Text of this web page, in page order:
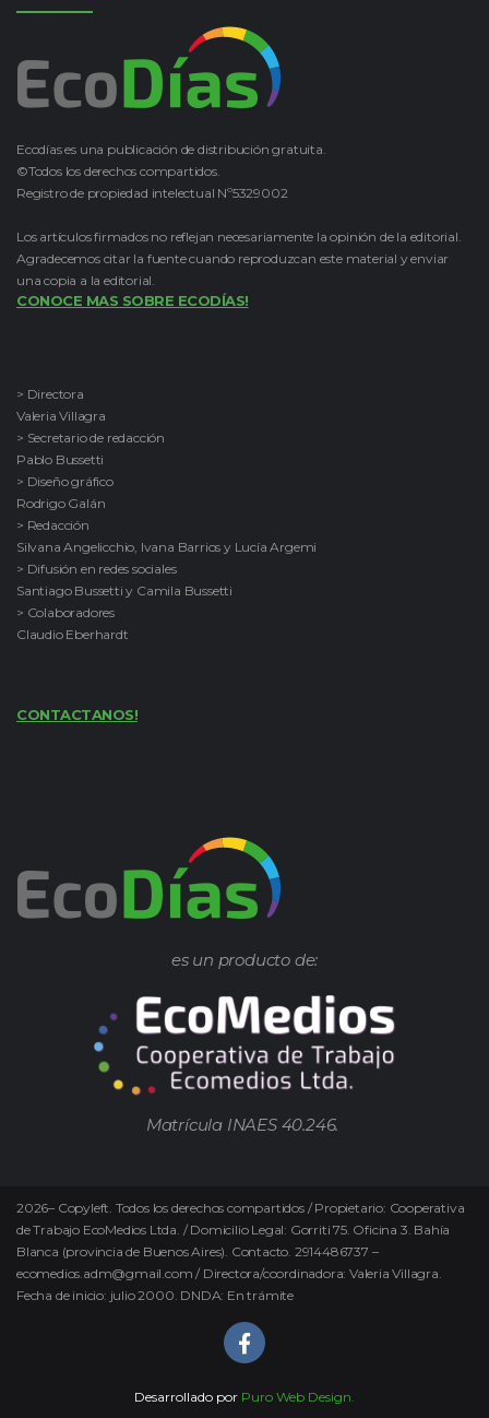
Ecodías es una publicación de distribución gratuita.
©Todos los derechos compartidos.
Registro de propiedad intelectual Nº5329002
Los artículos firmados no reflejan necesariamente la opinión de la editorial.
Agradecemos citar la fuente cuando reproduzcan este material y enviar
una copia a la editorial.
CONOCE MAS SOBRE ECODÍAS!
> Directora
Valeria Villagra
> Secretario de redacción
Pablo Bussetti
> Diseño gráfico
Rodrigo Galán
> Redacción
Silvana Angelicchio, Ivana Barrios y Lucía Argemi
> Difusión en redes sociales
Santiago Bussetti y Camila Bussetti
> Colaboradores
Claudio Eberhardt
CONTACTANOS!
es un producto de:
Matrícula INAES 40.246.
2026– Copyleft. Todos los derechos compartidos / Propietario: Cooperativa
de Trabajo EcoMedios Ltda. / Domicilio Legal: Gorriti 75. Oficina 3. Bahía
Blanca (provincia de Buenos Aires). Contacto. 2914486737 –
ecomedios.adm@gmail.com / Directora/coordinadora: Valeria Villagra.
Fecha de inicio: julio 2000. DNDA: En trámite
Desarrollado por Puro Web Design.